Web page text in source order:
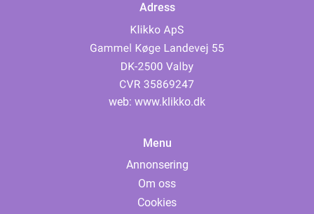
Adress
web: www.klikko.dk
Menu
Annonsering
Om oss
Cookies